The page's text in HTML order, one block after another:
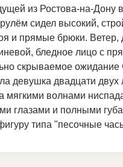
из Ростова-на-Дону
сидел высокий,
и прямые брюки.
бледное лицо с
скрываемое ожидание
девушка двадцати
мягкими волнами
глазами и полными
типа "песочные